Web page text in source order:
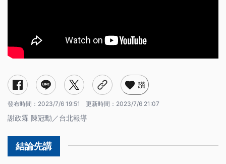
讚
發布時間： 2023/7/6 19:51 更新時間： 2023/7/6 21:07
謝政霖 陳冠勳／台北報導